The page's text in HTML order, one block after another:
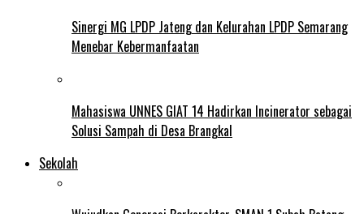
Sinergi MG LPDP Jateng dan Kelurahan LPDP Semarang
Menebar Kebermanfaatan
Mahasiswa UNNES GIAT 14 Hadirkan Incinerator sebagai
Solusi Sampah di Desa Brangkal
Sekolah